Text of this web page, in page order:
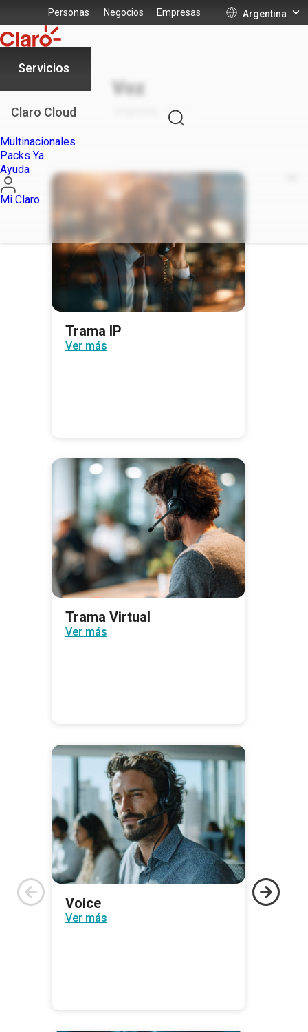
Personas Negocios Empresas Argentina
Servicios
Claro Cloud
Multinacionales
Packs Ya
Ayuda
Mi Claro
Voz
Voz
Trama IP
Ver más
Trama Virtual
Ver más
Voice
Ver más